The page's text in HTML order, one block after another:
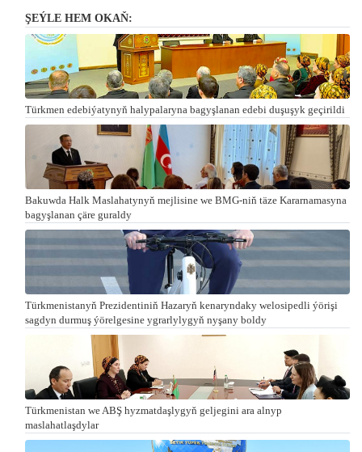
ŞEÝLE HEM OKAŇ:
Türkmen edebiýatynyň halypalaryna bagyşlanan edebi duşuşyk geçirildi
Bakuwda Halk Maslahatynyň mejlisine we BMG-niň täze Kararnamasyna
bagyşlanan çäre guraldy
Türkmenistanyň Prezidentiniň Hazaryň kenaryndaky welosipedli ýörişi
sagdyn durmuş ýörelgesine ygrarlylygyň nyşany boldy
Türkmenistan we ABŞ hyzmatdaşlygyň geljegini ara alnyp
maslahatlaşdylar